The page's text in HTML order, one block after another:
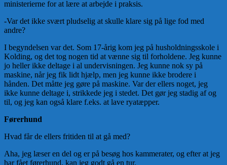
ministerierne for at lære at arbejde i praksis.
-Var det ikke svært pludselig at skulle klare sig på lige fod med
andre?
I begyndelsen var det. Som 17-årig kom jeg på husholdningsskole i
Kolding, og det tog nogen tid at vænne sig til forholdene. Jeg kunne
jo heller ikke deltage i al undervisningen. Jeg kunne nok sy på
maskine, når jeg fik lidt hjælp, men jeg kunne ikke brodere i
hånden. Det måtte jeg gøre på maskine. Var der ellers noget, jeg
ikke kunne deltage i, strikkede jeg i stedet. Det gør jeg stadig af og
til, og jeg kan også klare f.eks. at lave ryatæpper.
Førerhund
Hvad får de ellers fritiden til at gå med?
Aha, jeg læser en del og er på besøg hos kammerater, og efter at jeg
har fået førerhund, kan jeg godt gå en tur.